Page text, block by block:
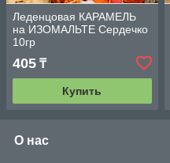
Леденцовая КАРАМЕЛЬ
на ИЗОМАЛЬТЕ Сердечко
10гр
405 ₸
Купить
О нас